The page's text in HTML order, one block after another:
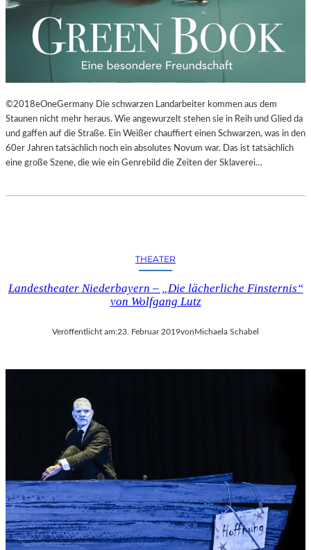
©2018eOneGermany Die schwarzen Landarbeiter kommen aus dem
Staunen nicht mehr heraus. Wie angewurzelt stehen sie in Reih und Glied da
und gaffen auf die Straße. Ein Weißer chauffiert einen Schwarzen, was in den
60er Jahren tatsächlich noch ein absolutes Novum war. Das ist tatsächlich
eine große Szene, die wie ein Genrebild die Zeiten der Sklaverei…
THEATER
Landestheater Niederbayern – „Die lächerliche Finsternis“
von Wolfgang Lutz
Veröffentlicht am:23. Februar 2019vonMichaela Schabel